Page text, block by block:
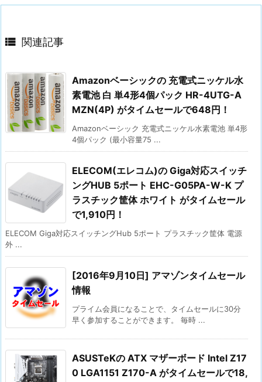
 関連記事
Amazonベーシックの 充電式ニッケル水
素電池 白 単4形4個パック HR-4UTG-A
MZN(4P) がタイムセールで648円！
Amazonベーシック 充電式ニッケル水素電池 単4形
4個パック (最小容量75 ...
ELECOM(エレコム)の Giga対応スイッチ
ングHUB 5ポート EHC-G05PA-W-K プ
ラスチック筐体 ホワイト がタイムセール
で1,910円！
ELECOM Giga対応スイッチングHub 5ポート プラスチック筐体 電源
外 ...
[2016年9月10日] アマゾンタイムセール
情報
プライム会員になることで、タイムセールに30分
早く参加することができます。 毎時 ...
ASUSTeKの ATX マザーボード Intel Z17
0 LGA1151 Z170-A がタイムセールで18,